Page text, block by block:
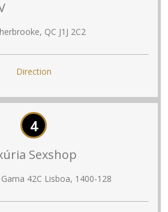
QC J1J 2C2
Direction
4
Sexshop
42C Lisboa, 1400-128